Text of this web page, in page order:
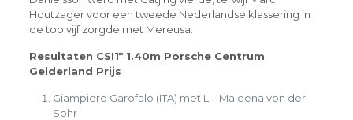
Houtzager voor een tweede Nederlandse klassering in
de top vijf zorgde met Mereusa.
Resultaten CSI1* 1.40m Porsche Centrum
Gelderland Prijs
Giampiero Garofalo (ITA) met L – Maleena von der
Sohr